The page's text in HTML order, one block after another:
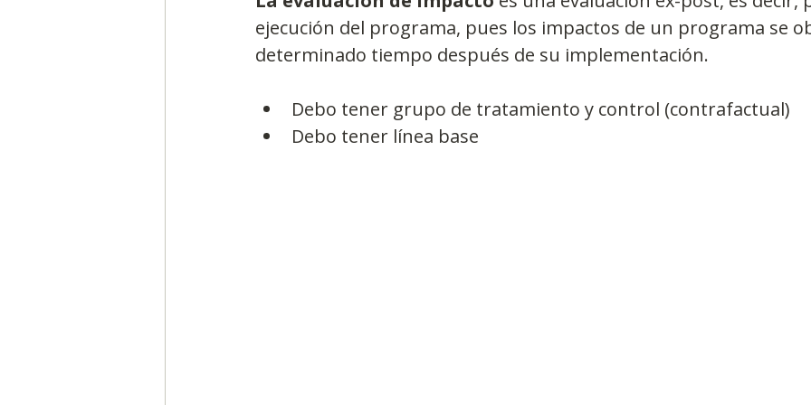
ejecución del programa, pues los impactos de un programa se
determinado tiempo después de su implementación.
Debo tener grupo de tratamiento y control (contrafactual)
Debo tener línea base